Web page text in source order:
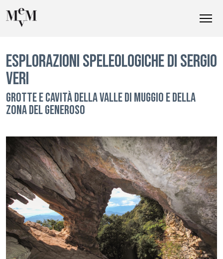
ESPLORAZIONI SPELEOLOGICHE DI SERGIO
VERI
GROTTE E CAVITÀ DELLA VALLE DI MUGGIO E DELLA
ZONA DEL GENEROSO